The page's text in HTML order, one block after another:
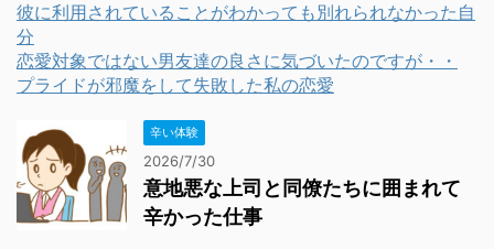
彼に利用されていることがわかっても別れられなかった自
分
恋愛対象ではない男友達の良さに気づいたのですが・・
プライドが邪魔をして失敗した私の恋愛
辛い体験
2026/7/30
意地悪な上司と同僚たちに囲まれて
辛かった仕事